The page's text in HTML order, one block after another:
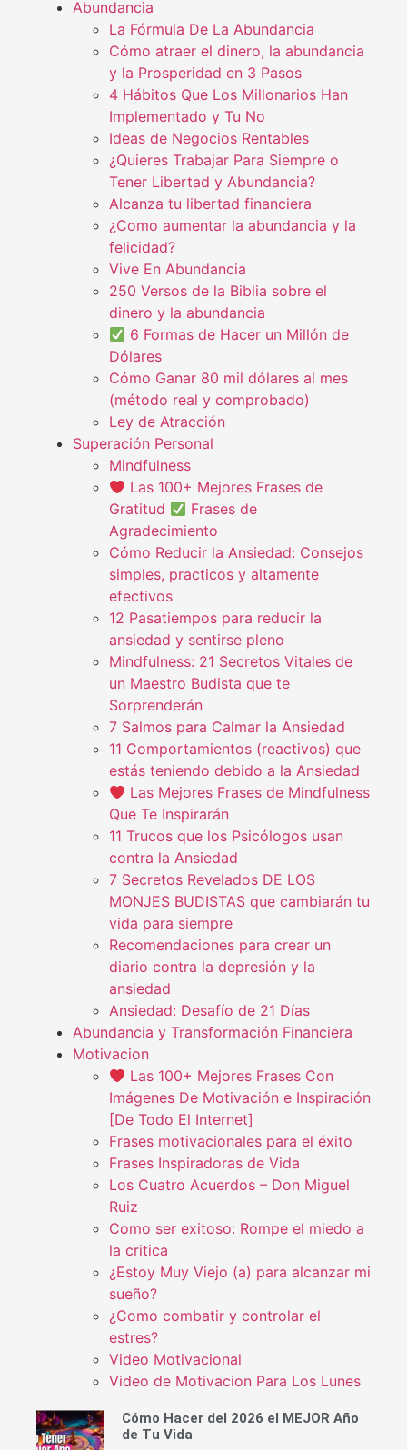
Abundancia
La Fórmula De La Abundancia
Cómo atraer el dinero, la abundancia
y la Prosperidad en 3 Pasos
4 Hábitos Que Los Millonarios Han
Implementado y Tu No
Ideas de Negocios Rentables
¿Quieres Trabajar Para Siempre o
Tener Libertad y Abundancia?
Alcanza tu libertad financiera
¿Como aumentar la abundancia y la
felicidad?
Vive En Abundancia
250 Versos de la Biblia sobre el
dinero y la abundancia
6 Formas de Hacer un Millón de
Dólares
Cómo Ganar 80 mil dólares al mes
(método real y comprobado)
Ley de Atracción
Superación Personal
Mindfulness
Las 100+ Mejores Frases de
Gratitud
Frases de
Agradecimiento
Cómo Reducir la Ansiedad: Consejos
simples, practicos y altamente
efectivos
12 Pasatiempos para reducir la
ansiedad y sentirse pleno
Mindfulness: 21 Secretos Vitales de
un Maestro Budista que te
Sorprenderán
7 Salmos para Calmar la Ansiedad
11 Comportamientos (reactivos) que
estás teniendo debido a la Ansiedad
Las Mejores Frases de Mindfulness
Que Te Inspirarán
11 Trucos que los Psicólogos usan
contra la Ansiedad
7 Secretos Revelados DE LOS
MONJES BUDISTAS que cambiarán tu
vida para siempre
Recomendaciones para crear un
diario contra la depresión y la
ansiedad
Ansiedad: Desafío de 21 Días
Abundancia y Transformación Financiera
Motivacion
Las 100+ Mejores Frases Con
Imágenes De Motivación e Inspiración
[De Todo El Internet]
Frases motivacionales para el éxito
Frases Inspiradoras de Vida
Los Cuatro Acuerdos – Don Miguel
Ruiz
Como ser exitoso: Rompe el miedo a
la critica
¿Estoy Muy Viejo (a) para alcanzar mi
sueño?
¿Como combatir y controlar el
estres?
Video Motivacional
Video de Motivacion Para Los Lunes
Cómo Hacer del 2026 el MEJOR Año
de Tu Vida